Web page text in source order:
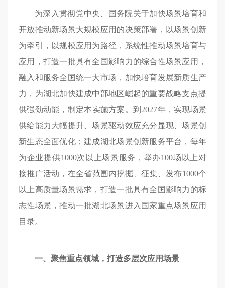
为深入贯彻党中央、国务院关于加快场景培育和
开放推动新场景大规模应用的决策部署，以场景创新
为牵引，以规模应用为路径，系统性推动场景培育与
应用，打造一批具有全国影响力的综合性场景应用，
融入和服务全国统一大市场，加快培育发展新质生产
力，为湖北加快建成中部地区崛起的重要战略支点提
供强劲动能，制定本实施方案。到2027年，实现场景
供给能力大幅提升、场景驱动效应充分显现、场景创
新生态全面优化；建成湖北场景创新服务平台，每年
为企业提供1000次以上场景服务，举办100场以上对
接推广活动，在全省范围内挖掘、征集、发布1000个
以上高质量场景需求，打造一批具有全国影响力的标
志性场景，推动一批湖北场景进入国家重点场景应用
目录。
一、聚焦重点领域，打造多层次应用场景